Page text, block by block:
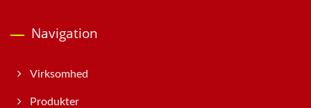
Navigation
Virksomhed
Produkter